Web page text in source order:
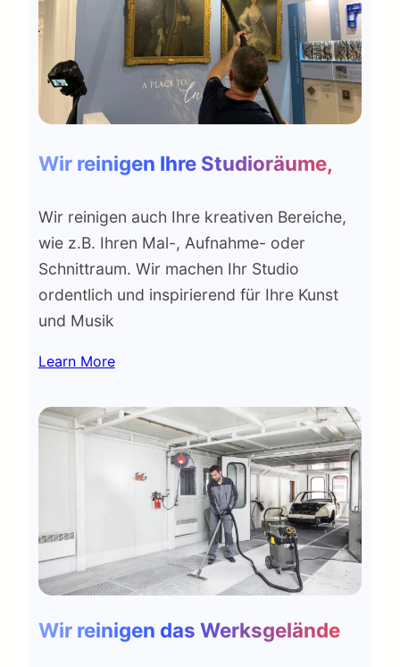
Wir reinigen Ihre Studioräume,
Wir reinigen auch Ihre kreativen Bereiche,
wie z.B. Ihren Mal-, Aufnahme- oder
Schnittraum. Wir machen Ihr Studio
ordentlich und inspirierend für Ihre Kunst
und Musik
Learn More
Wir reinigen das Werksgelände